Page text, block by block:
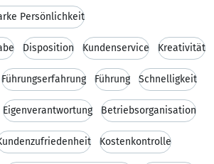
Persönlichkeit
Disposition Kundenservice Kreativität
Führungserfahrung Führung Schnelligkeit
Eigenverantwortung Betriebsorganisation
Kostenkontrolle